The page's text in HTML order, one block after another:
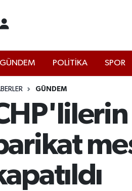
GÜNDEM POLİTİKA SPOR
GÜNDEM
Durumu
Vakitleri
Yoğunluk Haritası
Durumu ve Fikstür